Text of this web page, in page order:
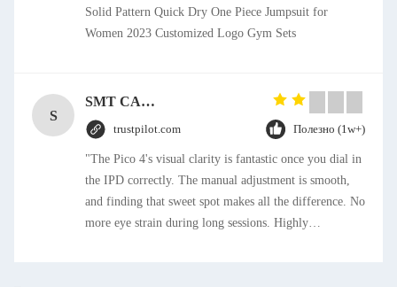
Solid Pattern Quick Dry One Piece Jumpsuit for
Women 2023 Customized Logo Gym Sets
S
SMT CAP Type Box Header Connector 1.27mm Pitch Gold Flash Contact Plating
trustpilot.com Полезно (1w+)
"The Pico 4's visual clarity is fantastic once you dial in
the IPD correctly. The manual adjustment is smooth,
and finding that sweet spot makes all the difference. No
more eye strain during long sessions. Highly